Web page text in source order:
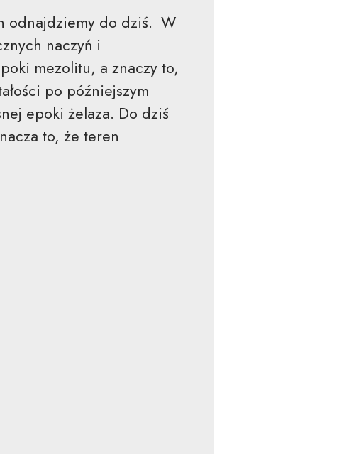
odnajdziemy do dziś. W
naczyń i
mezolitu, a znaczy to,
po późniejszym
epoki żelaza. Do dziś
to, że teren